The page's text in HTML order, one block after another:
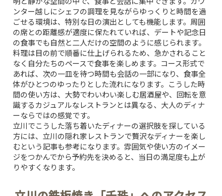
ンター越しにシェフの調理を見ながらゆっくりと時間を過
ごせる環境は、特別な日の演出としても機能します。周囲
の席との距離感が適度に保たれていれば、デートや記念日
の食事でも自然と二人だけの空間のように感じられます。
料理は目の前で順番に仕上げられるため、急かされること
なく自分たちのペースで食事を楽しめます。コース形式で
あれば、次の一皿を待つ時間も会話の一部になり、食事全
体がひとつのゆったりとした流れになります。こうした時
間の使い方は、大勢でわいわい楽しむ居酒屋や、回転を意
識するカジュアルなレストランとは異なる、大人のディナ
ーならではの感覚です。
立川でこうした落ち着いたディナーの選択肢を探している
方には、 立川の隠れ家レストランで贅沢なディナーを楽し
むという記事も参考になります。雰囲気や使い方のイメー
ジをつかんでから予約先を決めると、当日の満足度も上が
りやすくなります。